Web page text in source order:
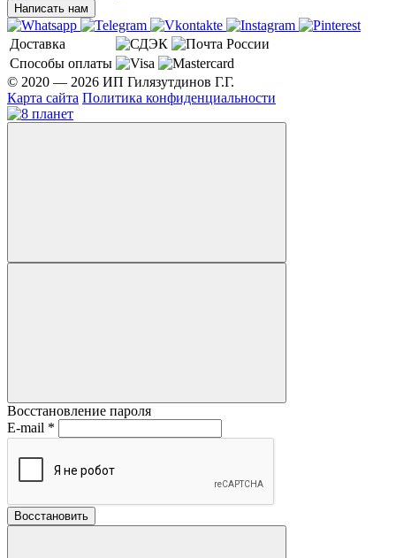
Написать нам
Доставка
Способы оплаты
© 2020 — 2026 ИП Гилязутдинов Г.Г.
Карта сайта Политика конфиденциальности
Восстановление пароля
E-mail *
Восстановить